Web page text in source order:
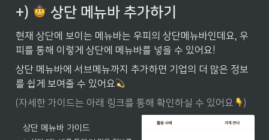
+) 상단 메뉴바 추가하기
현재 상단에 보이는 메뉴바는 우피의 상단메뉴바인데요, 우
피를 통해 이렇게 상단에 메뉴바를 넣을 수 있어요!
상단 메뉴바에 서브메뉴까지 추가하면 기업의 더 많은 정보
를 쉽게 보여줄 수 있어요
(자세한 가이드는 아래 링크를 통해 확인하실 수 있어요
)
상단 메뉴바 가이드